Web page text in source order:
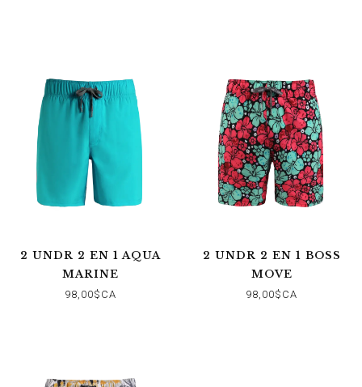
2 UNDR 2 EN 1 AQUA
MARINE
98,00$CA
2 UNDR 2 EN 1 BOSS
MOVE
98,00$CA